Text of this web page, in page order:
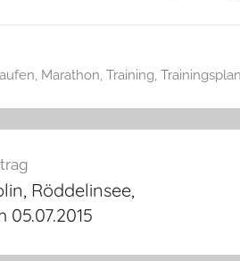
, Marathon, Training, Trainingsplan
Röddelinsee,